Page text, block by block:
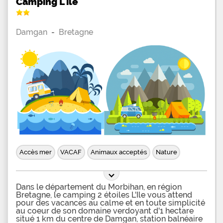
Damgan - Bretagne
Accès mer VACAF Animaux acceptés Nature
Dans le département du Morbihan, en région
Bretagne, le camping 2 étoiles L'Ile vous attend
pour des vacances au calme et en toute simplicité
au coeur de son domaine verdoyant d'1 hectare
situé 1 km du centre de Damgan, station balnéaire